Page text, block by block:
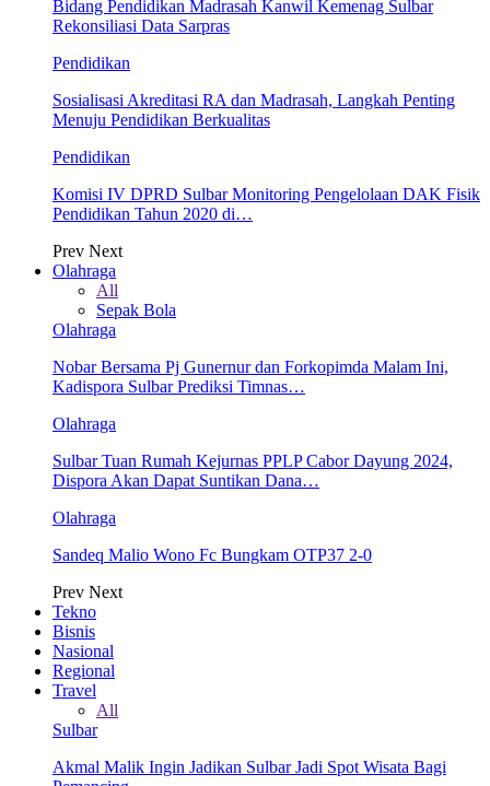
Bidang Pendidikan Madrasah Kanwil Kemenag Sulbar
Rekonsiliasi Data Sarpras
Pendidikan
Sosialisasi Akreditasi RA dan Madrasah, Langkah Penting
Menuju Pendidikan Berkualitas
Pendidikan
Komisi IV DPRD Sulbar Monitoring Pengelolaan DAK Fisik
Pendidikan Tahun 2020 di…
Prev Next
Olahraga
All
Sepak Bola
Olahraga
Nobar Bersama Pj Gunernur dan Forkopimda Malam Ini,
Kadispora Sulbar Prediksi Timnas…
Olahraga
Sulbar Tuan Rumah Kejurnas PPLP Cabor Dayung 2024,
Dispora Akan Dapat Suntikan Dana…
Olahraga
Sandeq Malio Wono Fc Bungkam OTP37 2-0
Prev Next
Tekno
Bisnis
Nasional
Regional
Travel
All
Sulbar
Akmal Malik Ingin Jadikan Sulbar Jadi Spot Wisata Bagi